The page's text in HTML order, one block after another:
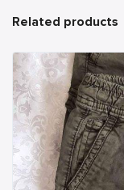
Related products